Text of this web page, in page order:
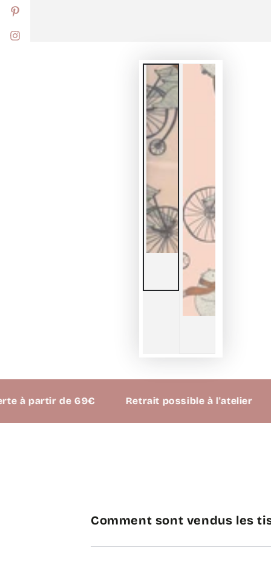
de 69€ Retrait possible à l'atelier
Comment sont vendus les
Pinterest
Instagram